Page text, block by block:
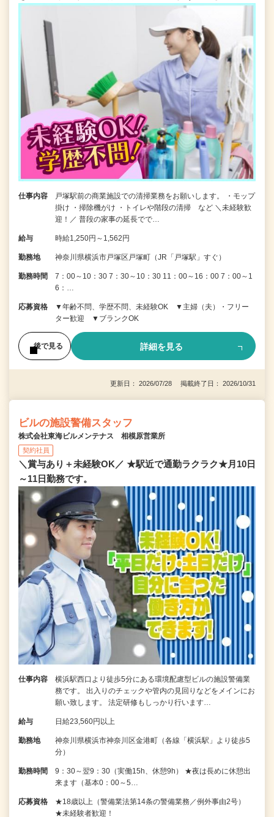
仕事内容
戸塚駅前の商業施設での清掃業務をお願いします。 ・モップ
掛け ・掃除機がけ ・トイレや階段の清掃 など ＼未経験歓
迎！／ 普段の家事の延長でで…
給与 時給1,250円～1,562円
勤務地 神奈川県横浜市戸塚区戸塚町（JR「戸塚駅」すぐ）
勤務時間
7：00～10：30 7：30～10：30 11：00～16：00 7：00～1
6：…
応募資格
▼年齢不問、学歴不問、未経験OK ▼主婦（夫）・フリー
ター歓迎 ▼ブランクOK
後で見る 詳細を見る
更新日： 2026/07/28 掲載終了日： 2026/10/31
ビルの施設警備スタッフ
株式会社東海ビルメンテナス 相模原営業所
契約社員
＼賞与あり＋未経験OK／ ★駅近で通勤ラクラク★月10日
～11日勤務です。
仕事内容
横浜駅西口より徒歩5分にある環境配慮型ビルの施設警備業
務です。 出入りのチェックや管内の見回りなどをメインにお
願い致します。 法定研修もしっかり行います…
給与 日給23,560円以上
勤務地
神奈川県横浜市神奈川区金港町（各線「横浜駅」より徒歩5
分）
勤務時間
9：30～翌9：30（実働15h、休憩9h） ★夜は長めに休憩出
来ます（基本0：00～5…
応募資格
★18歳以上（警備業法第14条の警備業務／例外事由2号）
★未経験者歓迎！